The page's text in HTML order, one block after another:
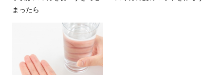
まったら